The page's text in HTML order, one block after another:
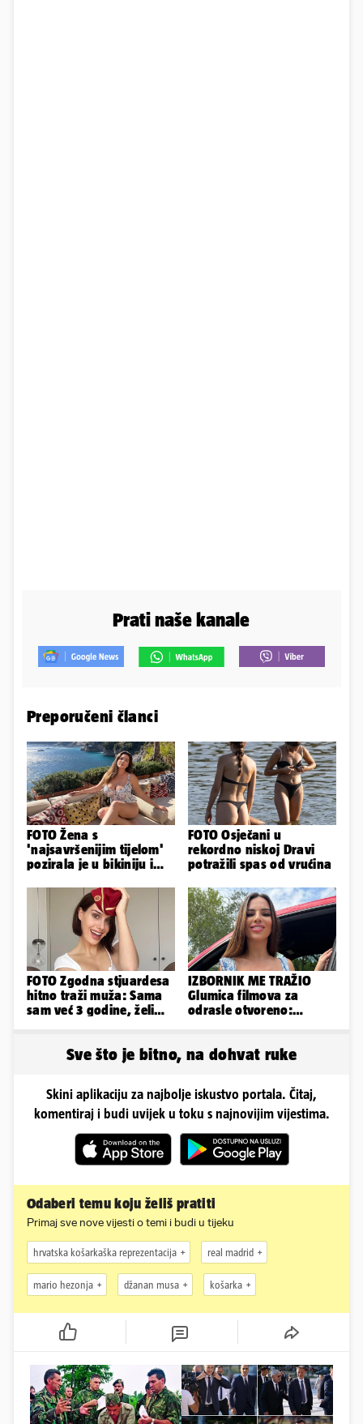
Prati naše kanale
Preporučeni članci
FOTO Žena s
'najsavršenijim tijelom'
pozirala je u bikiniju i
obline...
FOTO Osječani u
rekordno niskoj Dravi
potražili spas od vrućina
FOTO Zgodna stjuardesa
hitno traži muža: Sama
sam već 3 godine, želim
IZBORNIK ME TRAŽIO
Glumica filmova za
odrasle otvoreno:
Sve što je bitno, na dohvat ruke
Skini aplikaciju za najbolje iskustvo portala. Čitaj,
komentiraj i budi uvijek u toku s najnovijim vijestima.
Odaberi temu koju želiš pratiti
Primaj sve nove vijesti o temi i budi u tijeku
hrvatska košarkaška reprezentacija real madrid
mario hezonja džanan musa košarka